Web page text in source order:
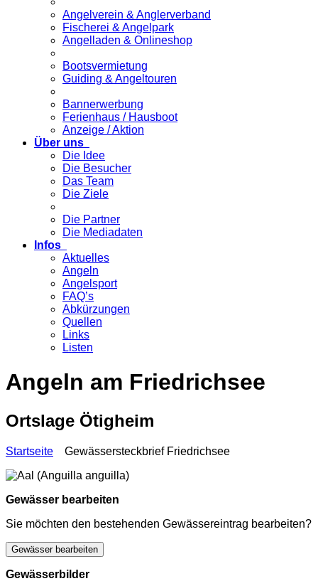
Angelverein & Anglerverband
Fischerei & Angelpark
Angelladen & Onlineshop
Bootsvermietung
Guiding & Angeltouren
Bannerwerbung
Ferienhaus / Hausboot
Anzeige / Aktion
Über uns
Die Idee
Die Besucher
Das Team
Die Ziele
Die Partner
Die Mediadaten
Infos
Aktuelles
Angeln
Angelsport
FAQ’s
Abkürzungen
Quellen
Links
Listen
Angeln am Friedrichsee
Ortslage Ötigheim
Startseite Gewässersteckbrief Friedrichsee
Gewässer bearbeiten
Sie möchten den bestehenden Gewässereintrag bearbeiten?
Gewässer bearbeiten
Gewässerbilder